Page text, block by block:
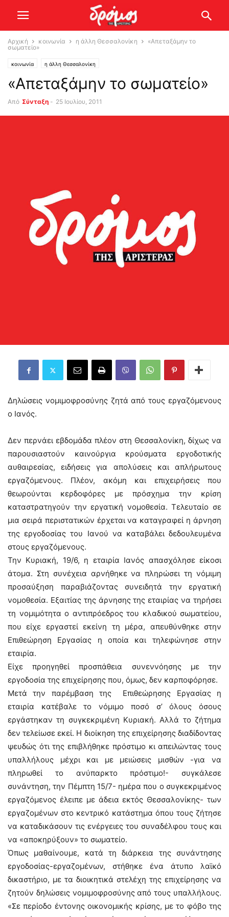
Αρχική κοινωνία η άλλη Θεσσαλονίκη
«Απεταξάμην το
σωματείο»
κοινωνία η άλλη Θεσσαλονίκη
«Απεταξάμην το σωματείο»
Από Σύνταξη - 25 Ιουλίου, 2011
Δηλώσεις νομιμοφροσύνης ζητά από τους εργαζόμενους
ο Ιανός.
Δεν περνάει εβδομάδα πλέον στη Θεσσαλονίκη, δίχως να
παρουσιαστούν καινούργια κρούσματα εργοδοτικής
αυθαιρεσίας, ειδήσεις για απολύσεις και απλήρωτους
εργαζόμενους. Πλέον, ακόμη και επιχειρήσεις που
θεωρούνται κερδοφόρες με πρόσχημα την κρίση
καταστρατηγούν την εργατική νομοθεσία. Τελευταίο σε
μια σειρά περιστατικών έρχεται να καταγραφεί η άρνηση
της εργοδοσίας του Ιανού να καταβάλει δεδουλευμένα
στους εργαζόμενους.
Την Κυριακή, 19/6, η εταιρία Ιανός απασχόλησε είκοσι
άτομα. Στη συνέχεια αρνήθηκε να πληρώσει τη νόμιμη
προσαύξηση παραβιάζοντας συνειδητά την εργατική
νομοθεσία. Εξαιτίας της άρνησης της εταιρίας να τηρήσει
τη νομιμότητα ο αντιπρόεδρος του κλαδικού σωματείου,
που είχε εργαστεί εκείνη τη μέρα, απευθύνθηκε στην
Επιθεώρηση Εργασίας η οποία και τηλεφώνησε στην
εταιρία.
Είχε προηγηθεί προσπάθεια συνεννόησης με την
εργοδοσία της επιχείρησης που, όμως, δεν καρποφόρησε.
Μετά την παρέμβαση της Επιθεώρησης Εργασίας η
εταιρία κατέβαλε το νόμιμο ποσό σ’ όλους όσους
εργάστηκαν τη συγκεκριμένη Κυριακή. Αλλά το ζήτημα
δεν τελείωσε εκεί. Η διοίκηση της επιχείρησης διαδίδοντας
ψευδώς ότι της επιβλήθηκε πρόστιμο κι απειλώντας τους
υπαλλήλους μέχρι και με μειώσεις μισθών -για να
πληρωθεί το ανύπαρκτο πρόστιμο!- συγκάλεσε
συνάντηση, την Πέμπτη 15/7- ημέρα που ο συγκεκριμένος
εργαζόμενος έλειπε με άδεια εκτός Θεσσαλονίκης- των
εργαζομένων στο κεντρικό κατάστημα όπου τους ζήτησε
να καταδικάσουν τις ενέργειες του συναδέλφου τους και
να «αποκηρύξουν» το σωματείο.
Όπως μαθαίνουμε, κατά τη διάρκεια της συνάντησης
εργοδοσίας-εργαζομένων, στήθηκε ένα άτυπο λαϊκό
δικαστήριο, με τα διοικητικά στελέχη της επιχείρησης να
ζητούν δηλώσεις νομιμοφροσύνης από τους υπαλλήλους.
«Σε περίοδο έντονης οικονομικής κρίσης, με το φόβο της